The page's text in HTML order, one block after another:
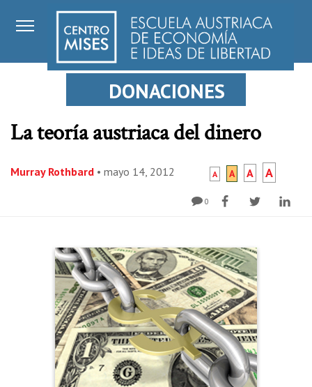
DONACIONES
La teoría austriaca del dinero
Murray Rothbard • mayo 14, 2012 A A A A
0